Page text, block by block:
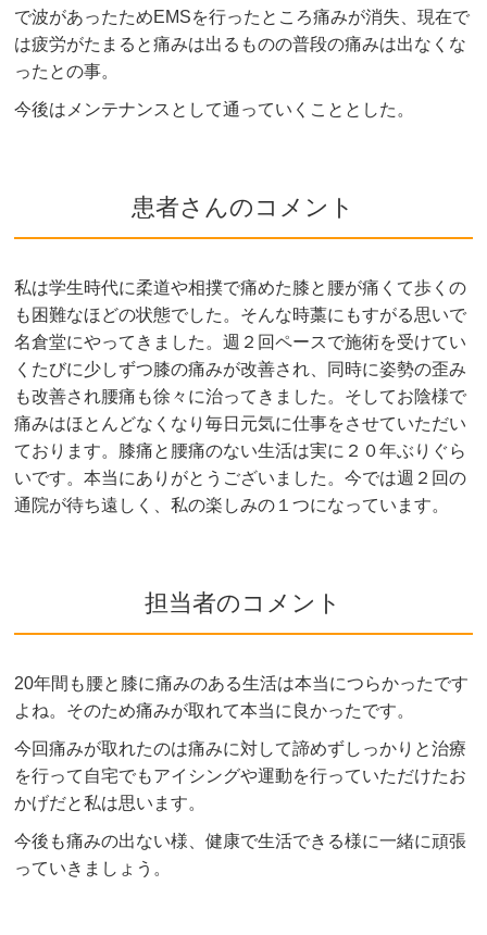
で波があったためEMSを行ったところ痛みが消失、現在で
は疲労がたまると痛みは出るものの普段の痛みは出なくな
ったとの事。
今後はメンテナンスとして通っていくこととした。
患者さんのコメント
私は学生時代に柔道や相撲で痛めた膝と腰が痛くて歩くの
も困難なほどの状態でした。そんな時藁にもすがる思いで
名倉堂にやってきました。週２回ペースで施術を受けてい
くたびに少しずつ膝の痛みが改善され、同時に姿勢の歪み
も改善され腰痛も徐々に治ってきました。そしてお陰様で
痛みはほとんどなくなり毎日元気に仕事をさせていただい
ております。膝痛と腰痛のない生活は実に２０年ぶりぐら
いです。本当にありがとうございました。今では週２回の
通院が待ち遠しく、私の楽しみの１つになっています。
担当者のコメント
20年間も腰と膝に痛みのある生活は本当につらかったです
よね。そのため痛みが取れて本当に良かったです。
今回痛みが取れたのは痛みに対して諦めずしっかりと治療
を行って自宅でもアイシングや運動を行っていただけたお
かげだと私は思います。
今後も痛みの出ない様、健康で生活できる様に一緒に頑張
っていきましょう。